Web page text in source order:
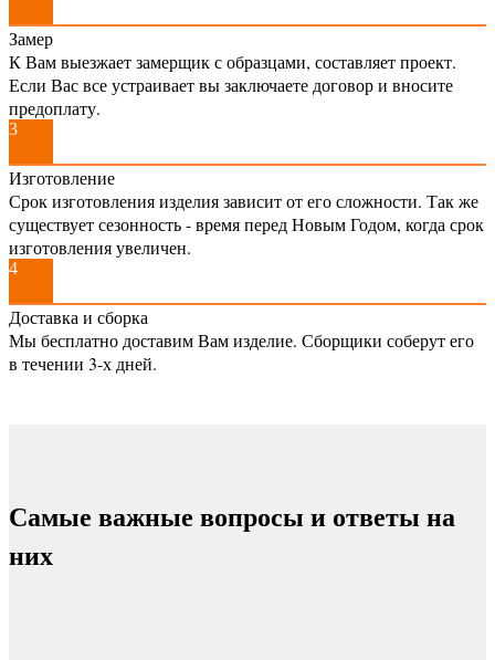
Замер
К Вам выезжает замерщик с образцами, составляет проект.
Если Вас все устраивает вы заключаете договор и вносите
предоплату.
3
Изготовление
Срок изготовления изделия зависит от его сложности. Так же
существует сезонность - время перед Новым Годом, когда срок
изготовления увеличен.
4
Доставка и сборка
Мы бесплатно доставим Вам изделие. Сборщики соберут его
в течении 3-х дней.
Самые важные вопросы и ответы на
них